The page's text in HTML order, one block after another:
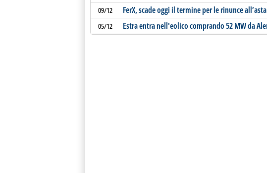
09/12 FerX, scade oggi il termine per le rinunce
05/12 Estra entra nell'eolico comprando 52 MW da